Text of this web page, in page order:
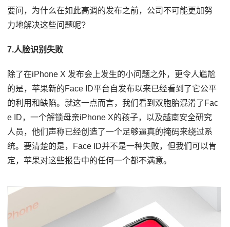
要问，为什么在如此高调的发布之前，公司不可能更加努
力地解决这些问题呢?
7.人脸识别失败
除了在iPhone X 发布会上发生的小问题之外，更令人尴尬
的是，苹果新的Face ID平台自发布以来已经看到了它公平
的利用和缺陷。就这一点而言，我们看到双胞胎混淆了Fac
e ID，一个解锁母亲iPhone X的孩子，以及越南安全研究
人员，他们声称已经创造了一个足够逼真的掩码来绕过系
统。要清楚的是，Face ID并不是一种失败，但我们可以肯
定，苹果对这些报告中的任何一个都不满意。